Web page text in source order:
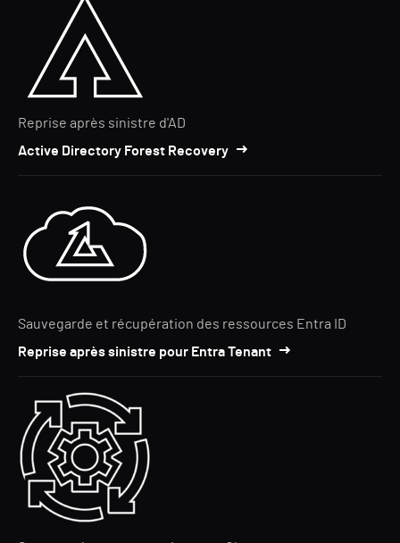
Reprise après sinistre d'AD
Active Directory Forest Recovery
Sauvegarde et récupération des ressources Entra ID
Reprise après sinistre pour Entra Tenant